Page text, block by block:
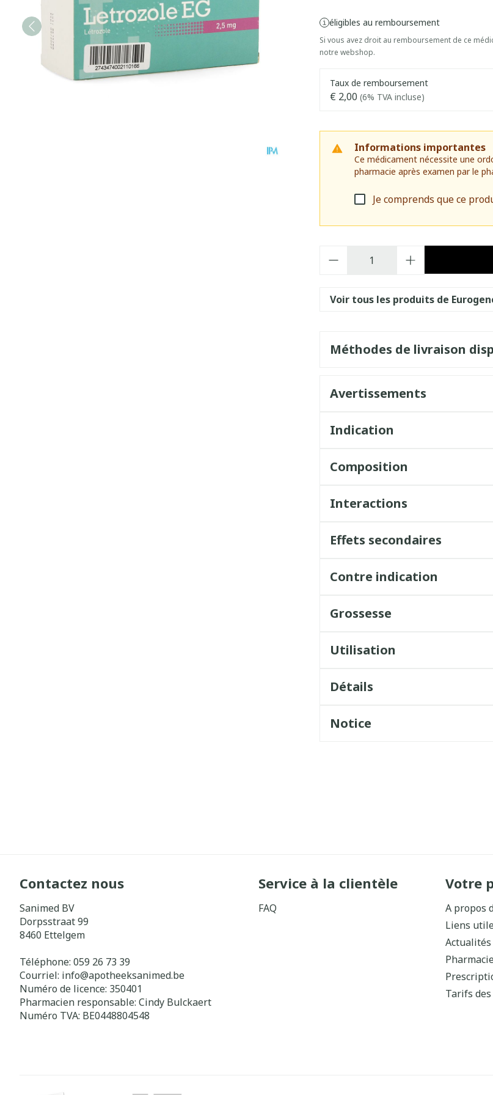
éligibles au remboursement
Si vous avez droit au remboursement de ce
notre webshop.
Taux de remboursement
€ 2,00 (6% TVA incluse)
Informations importantes
Ce médicament nécessite une
pharmacie après examen par le
Je comprends que ce
Voir tous les produits de
Méthodes de livraison
Avertissements
Indication
Composition
Interactions
Effets secondaires
Contre indication
Grossesse
Utilisation
Détails
Notice
Contactez nous
Sanimed BV
Dorpsstraat 99
8460 Ettelgem
Téléphone: 059 26 73 39
Courriel: info@apotheeksanimed.be
Numéro de licence: 350401
Pharmacien responsable: Cindy Bulckaert
Numéro TVA: BE0448804548
Service à la clientèle
FAQ
Votre
A propos
Liens
Tarifs